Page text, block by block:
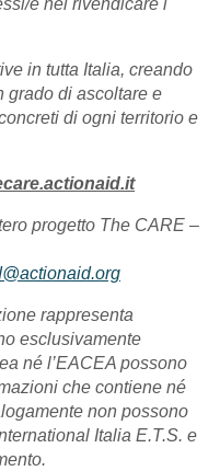
e nel rivendicare i
in tutta Italia, creando
grado di ascoltare e
di ogni territorio e
progetto The CARE –
rappresenta
esclusivamente
né l’EACEA possono
che contiene né
non possono
Italia E.T.S. e